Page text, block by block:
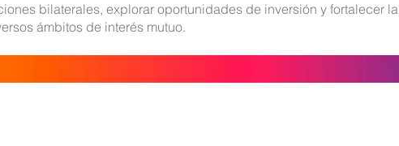
bilaterales, explorar oportunidades de inversión y fortalecer la
ámbitos de interés mutuo.